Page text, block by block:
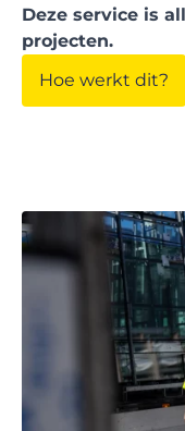
Deze service is
projecten.
Hoe werkt dit?